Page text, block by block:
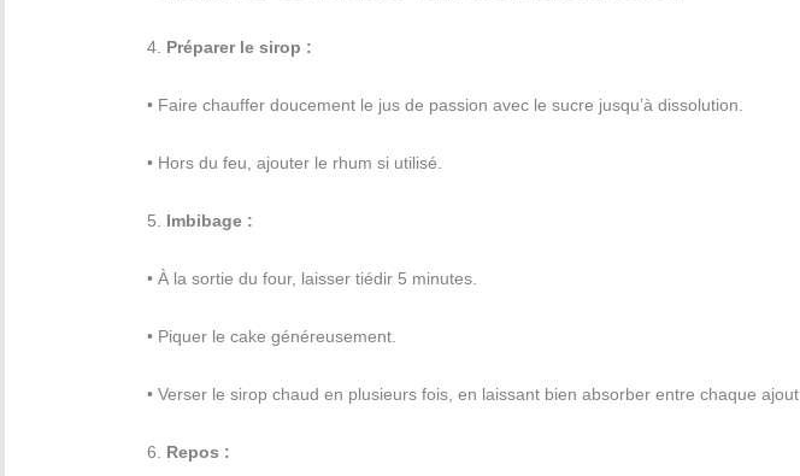
4. Préparer le sirop :
• Faire chauffer doucement le jus de passion avec le sucre jusqu’à dissolution.
• Hors du feu, ajouter le rhum si utilisé.
5. Imbibage :
• À la sortie du four, laisser tiédir 5 minutes.
• Piquer le cake généreusement.
• Verser le sirop chaud en plusieurs fois, en laissant bien absorber entre chaque ajout.
6. Repos :